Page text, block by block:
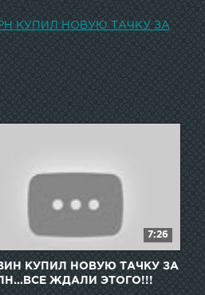
КУПИЛ НОВУЮ ТАЧКУ ЗА
7:26
КУПИЛ НОВУЮ ТАЧКУ ЗА
ЖДАЛИ ЭТОГО!!!